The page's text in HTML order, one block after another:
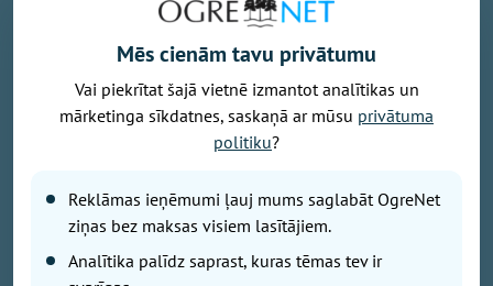
Raksts balstīts uz kāda Ukrainas kristieša liecību, kas
publicēta pēc Krievijas gaisa bumbas trieciena
pilsētas centrā. Pirms dažām nedēļām Krievijas
Mēs cienām tavu privātumu
Vai piekrītat šajā vietnē izmantot analītikas un
mārketinga sīkdatnes, saskaņā ar mūsu privātuma
politiku?
Reklāmas ieņēmumi ļauj mums saglabāt OgreNet
ziņas bez maksas visiem lasītājiem.
Analītika palīdz saprast, kuras tēmas tev ir